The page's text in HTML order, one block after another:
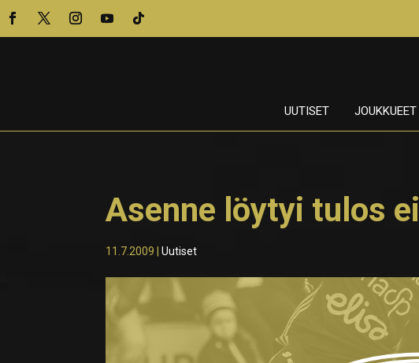
UUTISET JOUKKUEET
Asenne löytyi tulos ei
11.7.2009 |Uutiset